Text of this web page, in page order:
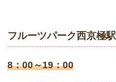
フルーツパーク西京極駅
8：00～19：00